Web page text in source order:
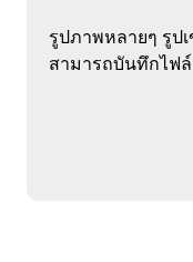
รูปภาพหลายๆ รูป
สามารถบันทึกไฟ